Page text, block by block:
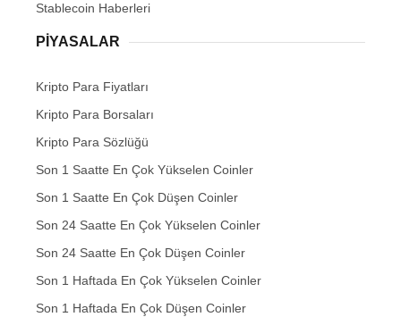
Stablecoin Haberleri
PIYASALAR
Kripto Para Fiyatları
Kripto Para Borsaları
Kripto Para Sözlüğü
Son 1 Saatte En Çok Yükselen Coinler
Son 1 Saatte En Çok Düşen Coinler
Son 24 Saatte En Çok Yükselen Coinler
Son 24 Saatte En Çok Düşen Coinler
Son 1 Haftada En Çok Yükselen Coinler
Son 1 Haftada En Çok Düşen Coinler